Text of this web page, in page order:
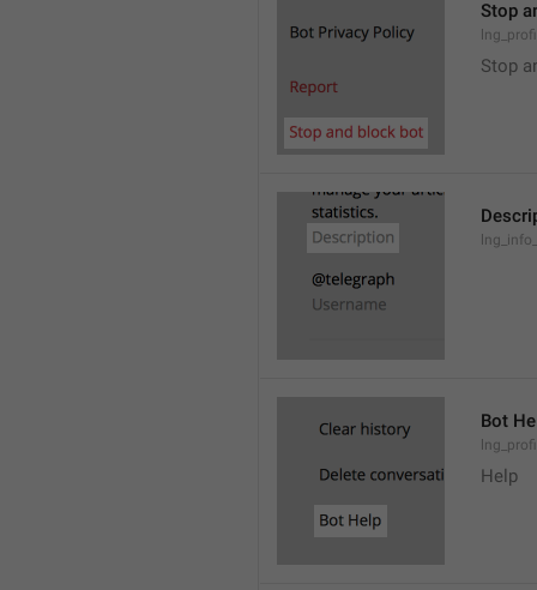
Stop
Stop
Bot
Help